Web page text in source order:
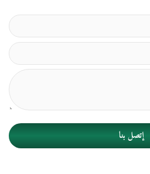
إتصل بنا